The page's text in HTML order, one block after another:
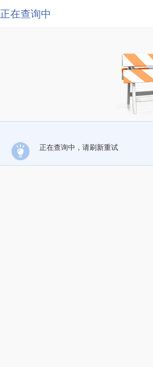
正在查询中
正在查询中，请刷新重试